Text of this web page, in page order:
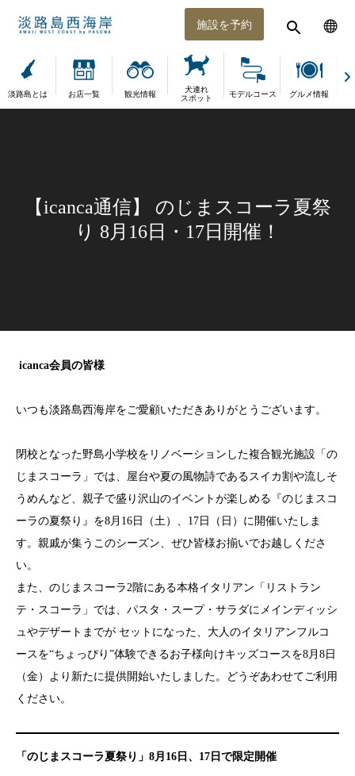
施設を予約
淡路島とは お店一覧 観光情報
犬連れ
スポット
モデルコース グルメ情報
【icanca通信】 のじまスコーラ夏祭
り 8月16日・17日開催！
icanca会員の皆様
いつも淡路島西海岸をご愛顧いただきありがとうございます。
閉校となった野島小学校をリノベーションした複合観光施設「の
じまスコーラ」では、屋台や夏の風物詩であるスイカ割や流しそ
うめんなど、親子で盛り沢山のイベントが楽しめる『のじまスコ
ーラの夏祭り』を8月16日（土）、17日（日）に開催いたしま
す。親戚が集うこのシーズン、ぜひ皆様お揃いでお越しくださ
い。
また、のじまスコーラ2階にある本格イタリアン「リストラン
テ・スコーラ」では、パスタ・スープ・サラダにメインディッシ
ュやデザートまでが セットになった、大人のイタリアンフルコ
ースを“ちょっぴり”体験できるお子様向けキッズコースを8月8日
（金）より新たに提供開始いたしました。どうぞあわせてご利用
ください。
「のじまスコーラ夏祭り」8月16日、17日で限定開催